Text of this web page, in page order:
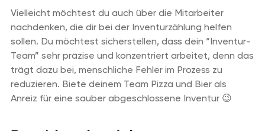
Vielleicht möchtest du auch über die Mitarbeiter
nachdenken, die dir bei der Inventurzählung helfen
sollen. Du möchtest sicherstellen, dass dein “Inventur-
Team” sehr präzise und konzentriert arbeitet, denn das
trägt dazu bei, menschliche Fehler im Prozess zu
reduzieren. Biete deinem Team Pizza und Bier als
Anreiz für eine sauber abgeschlossene Inventur 😉